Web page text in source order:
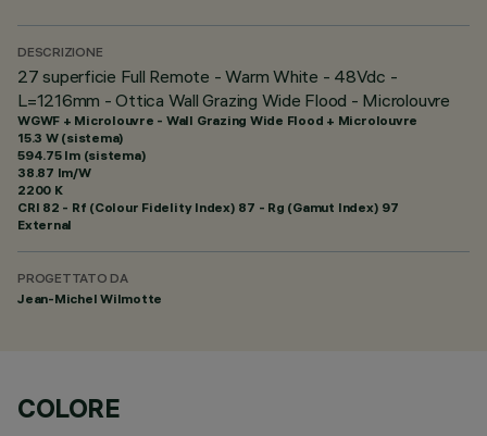
DESCRIZIONE
27 superficie Full Remote - Warm White - 48Vdc -
L=1216mm - Ottica Wall Grazing Wide Flood - Microlouvre
WGWF + Microlouvre - Wall Grazing Wide Flood + Microlouvre
15.3 W (sistema)
594.75 lm (sistema)
38.87 lm/W
2200 K
CRI 82 - Rf (Colour Fidelity Index) 87 - Rg (Gamut Index) 97
External
PROGETTATO DA
Jean-Michel Wilmotte
COLORE